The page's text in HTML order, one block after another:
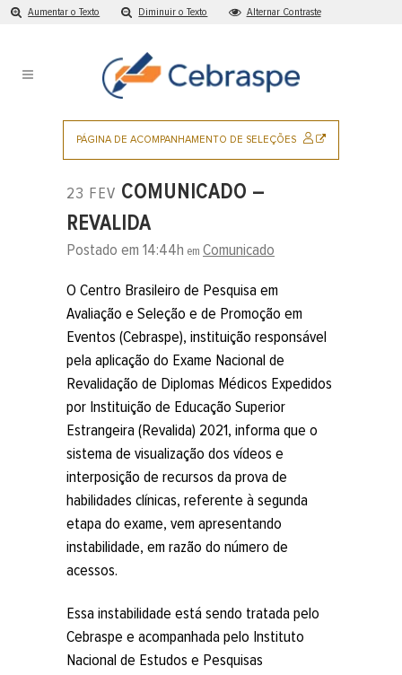
Aumentar o Texto Diminuir o Texto Alternar Contraste
PÁGINA DE ACOMPANHAMENTO DE SELEÇÕES SITE
EXTERNO
23 FEV COMUNICADO –
REVALIDA
Postado em 14:44h em Comunicado
O Centro Brasileiro de Pesquisa em
Avaliação e Seleção e de Promoção em
Eventos (Cebraspe), instituição responsável
pela aplicação do Exame Nacional de
Revalidação de Diplomas Médicos Expedidos
por Instituição de Educação Superior
Estrangeira (Revalida) 2021, informa que o
sistema de visualização dos vídeos e
interposição de recursos da prova de
habilidades clínicas, referente à segunda
etapa do exame, vem apresentando
instabilidade, em razão do número de
acessos.
Essa instabilidade está sendo tratada pelo
Cebraspe e acompanhada pelo Instituto
Nacional de Estudos e Pesquisas